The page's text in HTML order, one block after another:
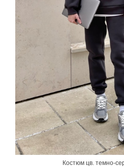
Костюм цв. темно-